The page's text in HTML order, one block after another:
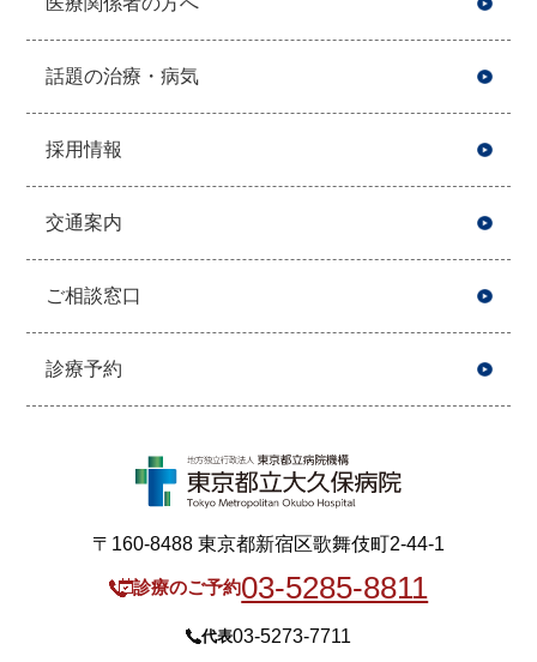
話題の治療・病気
採用情報
交通案内
ご相談窓口
診療予約
〒160-8488 東京都新宿区歌舞伎町2-44-1
診療のご予約03-5285-8811
代表03-5273-7711